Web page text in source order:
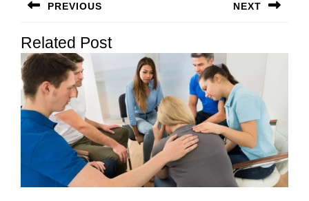
по
записям
PREVIOUS
запись:
NEXT
запись:
Related Post